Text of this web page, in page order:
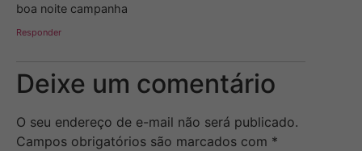
boa noite campanha
Responder
Deixe um comentário
O seu endereço de e-mail não será publicado.
Campos obrigatórios são marcados com *